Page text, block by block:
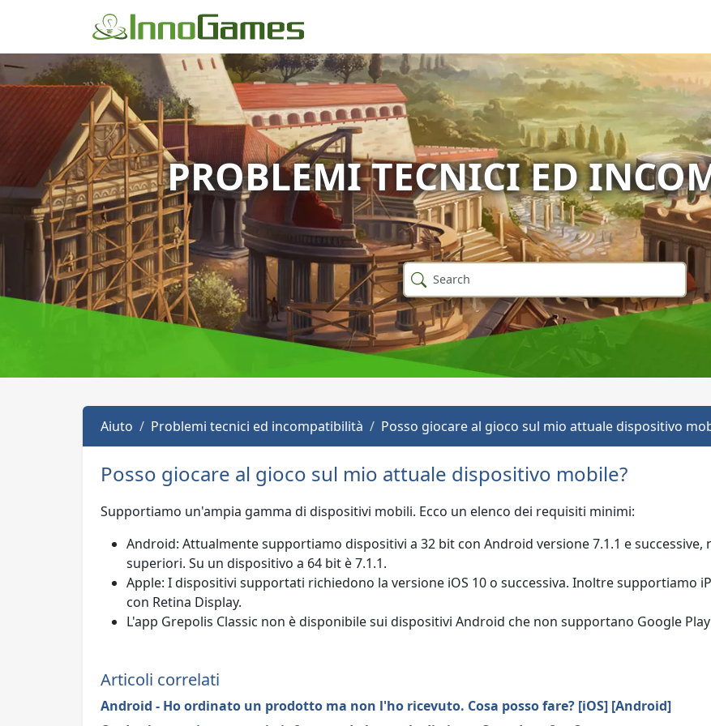
PROBLEMI TECNICI ED
Aiuto Problemi tecnici ed incompatibilità Posso giocare al gioco sul mio attuale dispositivo
Posso giocare al gioco sul mio attuale dispositivo mobile?
Supportiamo un'ampia gamma di dispositivi mobili. Ecco un elenco dei requisiti minimi:
Android: Attualmente supportiamo dispositivi a 32 bit con Android versione 7.1.1 e
superiori. Su un dispositivo a 64 bit è 7.1.1.
Apple: I dispositivi supportati richiedono la versione iOS 10 o successiva. Inoltre supportiamo
con Retina Display.
L'app Grepolis Classic non è disponibile sui dispositivi Android che non supportano Google
Articoli correlati
Android - Ho ordinato un prodotto ma non l'ho ricevuto. Cosa posso fare? [iOS] [Android]